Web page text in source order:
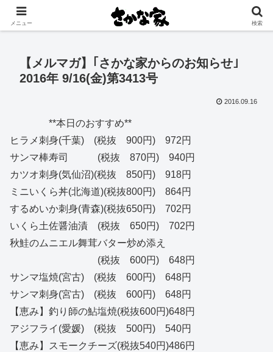
創業大正11年 矢祭町の中心で営む鮮魚店と飲食店
【メルマガ】｢さかな家からのお知らせ｣
2016年 9/16(金)第3413号
2016.09.16
**本日のおすすめ**
ヒラメ刺身(千葉) (税抜 900円) 972円
サンマ棒寿司 (税抜 870円) 940円
カツオ刺身(気仙沼)(税抜 850円) 918円
ミニいくら丼(北海道)(税抜800円) 864円
するめいか刺身(青森)(税抜650円) 702円
いくら土佐醤油漬 (税抜 650円) 702円
秋鮭のムニエル舞茸バター炒め添え
(税抜 600円) 648円
サンマ塩焼(宮古) (税抜 600円) 648円
サンマ刺身(宮古) (税抜 600円) 648円
【恵み】釣り師の鮎塩焼(税抜600円)648円
アジフライ(愛媛) (税抜 500円) 540円
【恵み】スモークチーズ(税抜540円)486円
メニュー 検索